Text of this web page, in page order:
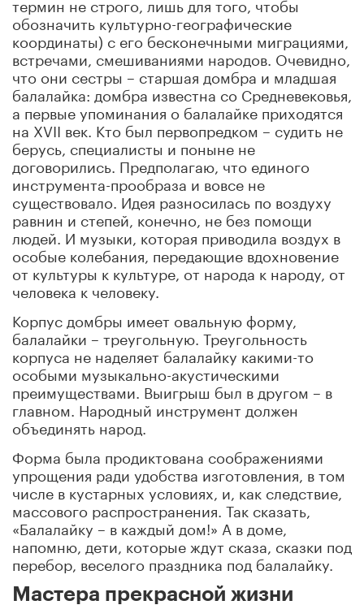
обозначить культурно-географические
координаты) с его бесконечными миграциями,
встречами, смешиваниями народов. Очевидно,
что они сестры – старшая домбра и младшая
балалайка: домбра известна со Средневековья,
а первые упоминания о балалайке приходятся
на XVII век. Кто был первопредком – судить не
берусь, специалисты и поныне не
договорились. Предполагаю, что единого
инструмента-прообраза и вовсе не
существовало. Идея разносилась по воздуху
равнин и степей, конечно, не без помощи
людей. И музыки, которая приводила воздух в
особые колебания, передающие вдохновение
от культуры к культуре, от народа к народу, от
человека к человеку.
Корпус домбры имеет овальную форму,
балалайки – треугольную. Треугольность
корпуса не наделяет балалайку какими-то
особыми музыкально-акустическими
преимуществами. Выигрыш был в другом – в
главном. Народный инструмент должен
объединять народ.
Форма была продиктована соображениями
упрощения ради удобства изготовления, в том
числе в кустарных условиях, и, как следствие,
массового распространения. Так сказать,
«Балалайку – в каждый дом!» А в доме,
напомню, дети, которые ждут сказа, сказки под
перебор, веселого праздника под балалайку.
Мастера прекрасной жизни